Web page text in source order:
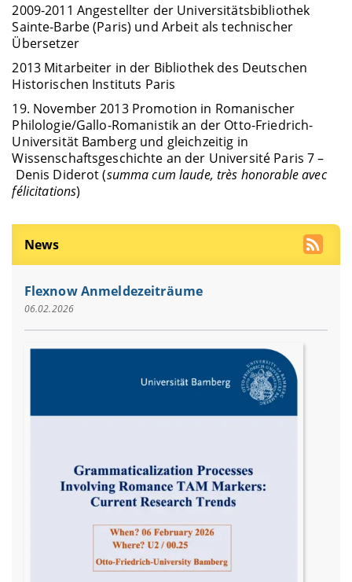
2009-2011 Angestellter der Universitätsbibliothek
Sainte-Barbe (Paris) und Arbeit als technischer
Übersetzer
2013 Mitarbeiter in der Bibliothek des Deutschen
Historischen Instituts Paris
19. November 2013 Promotion in Romanischer
Philologie/Gallo-Romanistik an der Otto-Friedrich-
Universität Bamberg und gleichzeitig in
Wissenschaftsgeschichte an der Université Paris 7 –
Denis Diderot (summa cum laude, très honorable avec
félicitations)
News
Flexnow Anmeldezeiträume
06.02.2026